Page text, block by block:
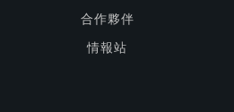
合作夥伴
情報站